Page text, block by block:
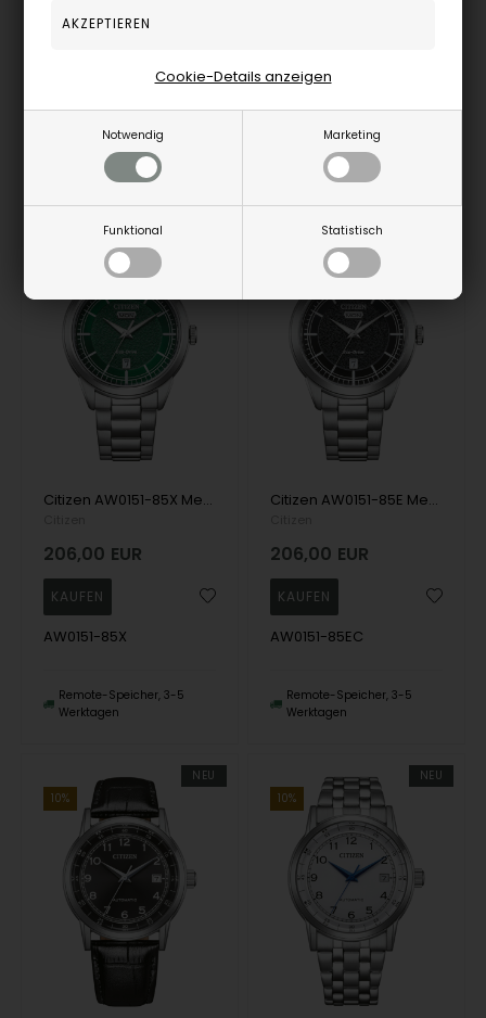
Notwendig Marketing
Funktional Statistisch
Cookie-Details anzeigen
Remote-Speicher, 3-5
Werktagen
BM7625-80H
Remote-Speicher, 3-5
Werktagen
Citizen AW0151-85X Mens Watch Eco-Drive 41mm 10ATM Wristwatch
206,00 EUR
AW0151-85X
Remote-Speicher, 3-5
Werktagen
Citizen AW0151-85E Mens Watch Eco-Drive 41mm 10ATM Wristwatch
206,00 EUR
AW0151-85EC
Remote-Speicher, 3-5
Werktagen
NEU
10%
NEU
10%